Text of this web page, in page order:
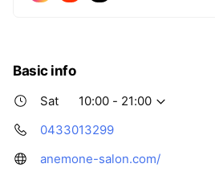
Basic info
Sat
10:00 - 21:00
0433013299
anemone-salon.com/